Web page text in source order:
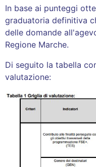
In base ai punteggi
graduatoria definitiva
delle domande
Regione Marche.
Di seguito la tabella
valutazione: